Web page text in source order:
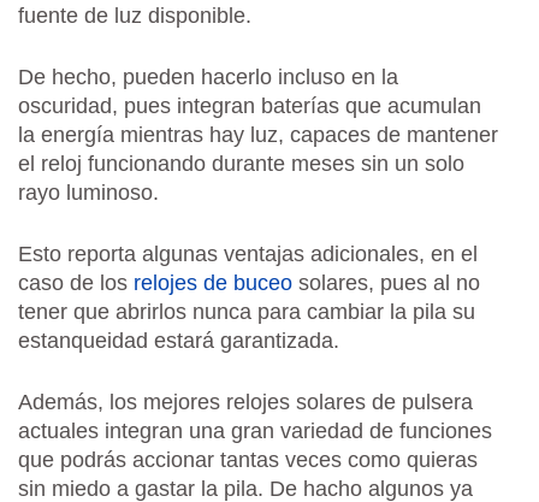
fuente de luz disponible.
De hecho, pueden hacerlo incluso en la
oscuridad, pues integran baterías que acumulan
la energía mientras hay luz, capaces de mantener
el reloj funcionando durante meses sin un solo
rayo luminoso.
Esto reporta algunas ventajas adicionales, en el
caso de los relojes de buceo solares, pues al no
tener que abrirlos nunca para cambiar la pila su
estanqueidad estará garantizada.
Además, los mejores relojes solares de pulsera
actuales integran una gran variedad de funciones
que podrás accionar tantas veces como quieras
sin miedo a gastar la pila. De hacho algunos ya